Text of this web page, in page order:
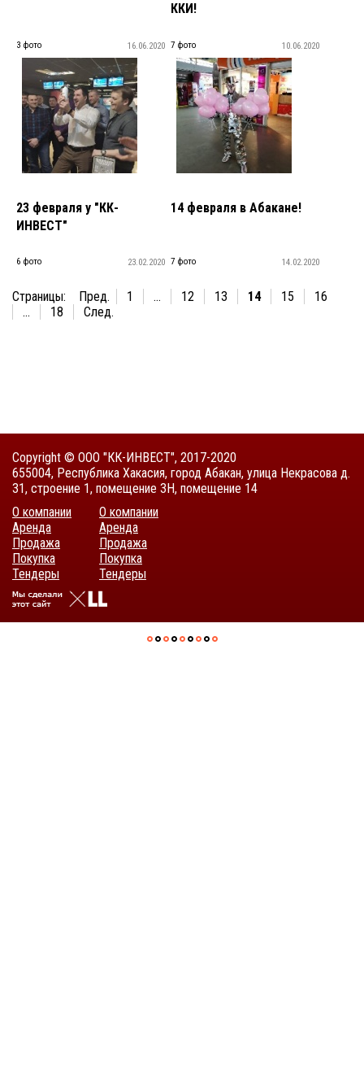
16.06.2020
3 фото
ККИ!
10.06.2020
7 фото
23 февраля у "КК-
ИНВЕСТ"
23.02.2020
6 фото
14 февраля в Абакане!
14.02.2020
7 фото
Страницы: Пред. 1 ... 12 13 14 15
16
...
18 След.
Copyright © ООО "КК-ИНВЕСТ", 2017-2020
655004, Республика Хакасия, город Абакан, улица Некрасова д.
31, строение 1, помещение 3Н, помещение 14
О компании
Аренда
Продажа
Покупка
Тендеры
О компании
Аренда
Продажа
Покупка
Тендеры